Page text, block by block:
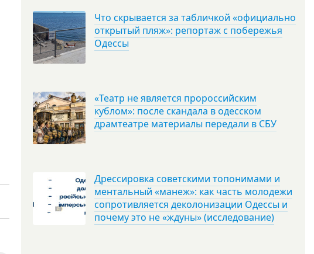
Что скрывается за табличкой «официально
открытый пляж»: репортаж с побережья
Одессы
«Театр не является пророссийским
кублом»: после скандала в одесском
драмтеатре материалы передали в СБУ
Дрессировка советскими топонимами и
ментальный «манеж»: как часть молодежи
сопротивляется деколонизации Одессы и
почему это не «ждуны» (исследование)